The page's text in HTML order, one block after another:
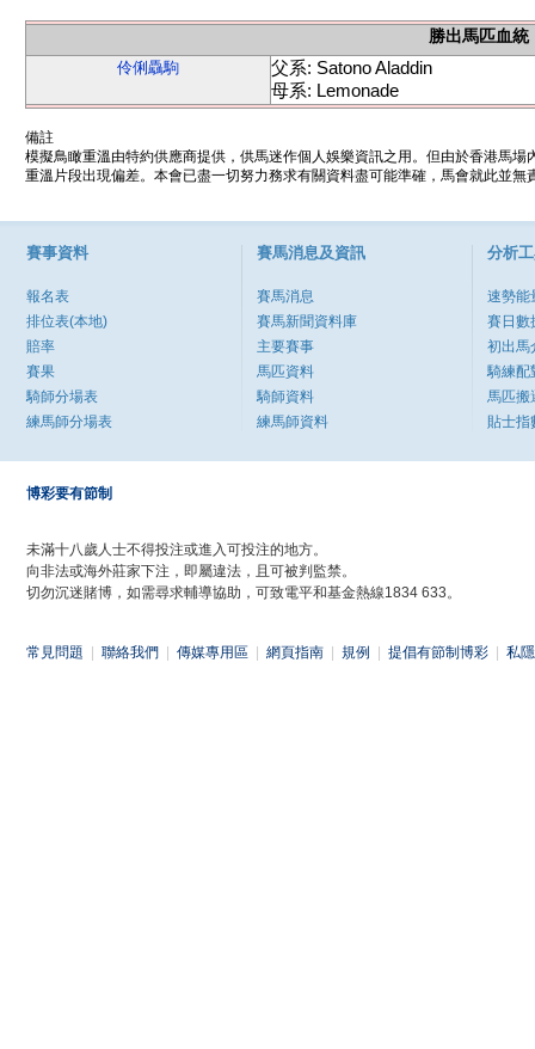
勝出馬匹血統
伶俐驫駒
父系: Satono Aladdin
母系: Lemonade
備註
模擬鳥瞰重溫由特約供應商提供，供馬迷作個人娛樂資訊之用。但由於香港馬
重溫片段出現偏差。本會已盡一切努力務求有關資料盡可能準確，馬會就此並
賽事資料
報名表
排位表(本地)
賠率
賽果
騎師分場表
練馬師分場表
賽馬消息及資訊
賽馬消息
賽馬新聞資料庫
主要賽事
馬匹資料
騎師資料
練馬師資料
分析
速勢能
賽日數
初出馬
騎練配
馬匹搬
貼士指
博彩要有節制
未滿十八歲人士不得投注或進入可投注的地方。
向非法或海外莊家下注，即屬違法，且可被判監禁。
切勿沉迷賭博，如需尋求輔導協助，可致電平和基金熱線1834 633。
常見問題 聯絡我們 傳媒專用區 網頁指南 規例 提倡有節制博彩 私